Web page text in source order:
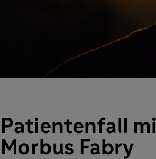
Patientenfall
Morbus Fabry